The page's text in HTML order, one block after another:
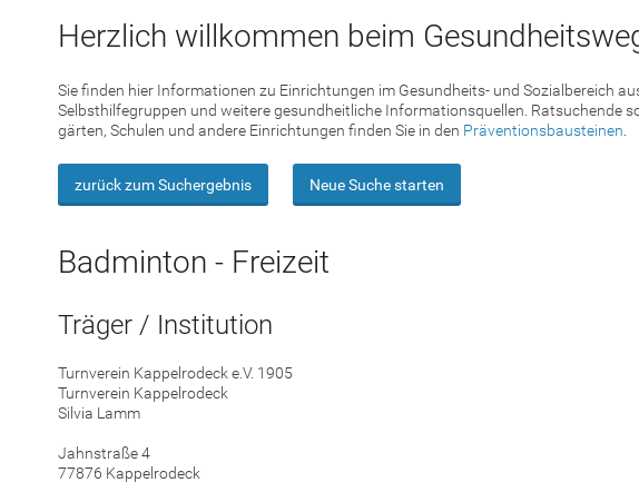
Herzlich willkommen beim
Sie finden hier Informationen zu Einrichtungen im Gesundheits- und Sozialbereich
Selbsthilfegruppen und weitere gesundheitliche Informationsquellen. Ratsuchende
gärten, Schulen und andere Einrichtungen finden Sie in den Präventionsbausteinen
zurück zum Suchergebnis Neue Suche starten
Badminton - Freizeit
Träger / Institution
Turnverein Kappelrodeck e.V. 1905
Turnverein Kappelrodeck
Silvia Lamm
Jahnstraße 4
77876 Kappelrodeck